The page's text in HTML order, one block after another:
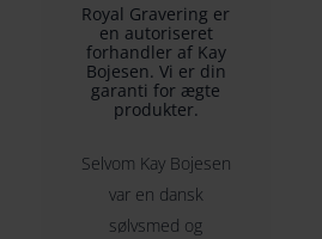
Royal Gravering er
en autoriseret
forhandler af Kay
Bojesen. Vi er din
garanti for ægte
produkter.
Selvom Kay Bojesen
var en dansk
sølvsmed og